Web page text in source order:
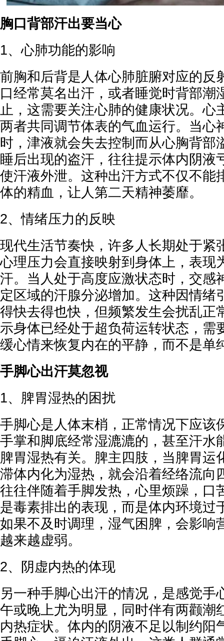
胸口背部汗出要当心
1、心肺功能的影响
前胸和后背是人体心肺脏腑对应的反
口经常莫名出汗，或者睡觉时背部潮
止，这需要关注心肺的健康状况。心
两者共同调节体表的气血运行。当心
时，津液就会失去控制而从心胸背部
睡后出现的盗汗，往往提示体内阴液
使汗液外泄。这种出汗方式不仅不能
体的精血，让人第二天精神萎靡。
2、情绪压力的反映
现代生活节奏快，许多人长期处于紧
心理压力会直接映射到身体上，表现
汗。当人处于高度应激状态时，交感
定区域的汗腺分泌增加。这种因情绪
得快去得也快，但频繁发生会扰乱正
示身体已经处于超负荷运转状态，需
缓心情来恢复内在的平静，而不是单
手脚心出汗莫忽视
1、脾胃湿热的困扰
手脚心是人体末梢，正常情况下应该
手掌和脚底经常湿漉漉的，甚至汗水
脾胃湿热有关。脾主四肢，当脾胃运
滞体内化为湿热，就会沿着经络流向
往往伴随着手脚发热，心里烦躁，口
是毒素排出的表现，而是体内环境过
如果不及时调理，湿气困脾，会影响
越来越虚弱。
2、阴虚内热的体现
另一种手脚心出汗的情况，是感觉手
午或晚上尤为明显，同时伴有两颧潮
内热症状。体内的阴液不足以制约阳